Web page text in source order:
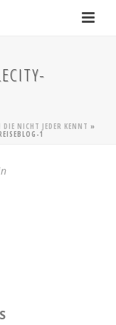
NICHT JEDER KENNT »
1